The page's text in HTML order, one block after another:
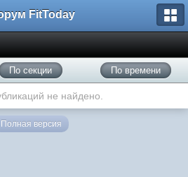
FitToday
По секции По времени
не найдено.
Полная версия